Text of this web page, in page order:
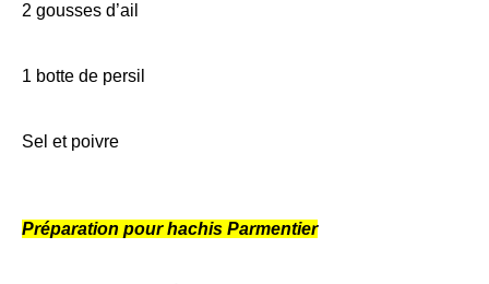
2 gousses d’ail
1 botte de persil
Sel et poivre
Préparation pour hachis Parmentier